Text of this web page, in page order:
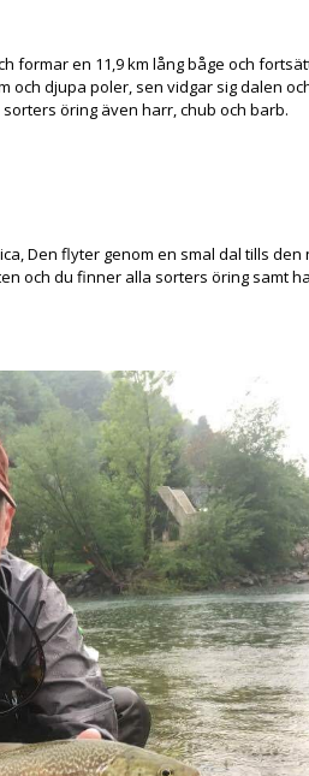
en 11,9 km lång båge och
djupa poler, sen vidgar sig dalen
öring även harr, chub och barb.
Den flyter genom en smal dal tills den
och du finner alla sorters öring samt